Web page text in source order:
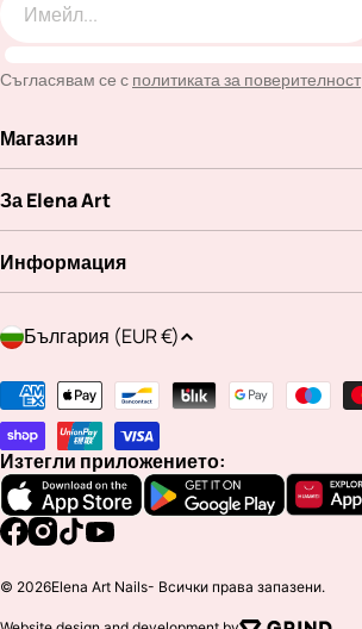
Съгласявам се с политиката за поверителност
Магазин
За Elena Art
Информация
Д
р
ж
а
в
а
/
р
е
България (EUR €)
Методи
на
плащане
Изтегли приложението:
Facebook
Instagram
TikTokYouTube
© 2026Elena Art Nails- Всички права запазени.